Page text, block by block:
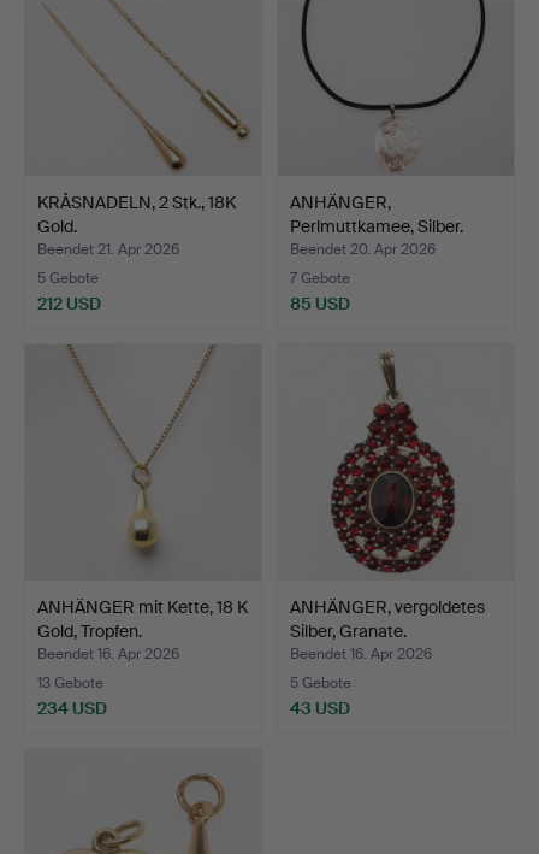
KRÅSNADELN, 2 Stk., 18K
Gold.
Beendet 21. Apr 2026
5 Gebote
212 USD
ANHÄNGER,
Perlmuttkamee, Silber.
Beendet 20. Apr 2026
7 Gebote
85 USD
ANHÄNGER mit Kette, 18 K
Gold, Tropfen.
Beendet 16. Apr 2026
13 Gebote
234 USD
ANHÄNGER, vergoldetes
Silber, Granate.
Beendet 16. Apr 2026
5 Gebote
43 USD